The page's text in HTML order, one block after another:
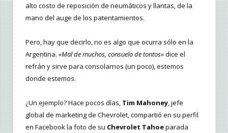
alto costo de reposición de neumáticos y llantas, de la
mano del auge de los patentamientos.
Pero, hay que decirlo, no es algo que ocurra sólo en la
Argentina. «Mal de muchos, consuelo de tontos»dice el
refrán y sirve para consolarnos (un poco), estemos
donde estemos.
¿Un ejemplo? Hace pocos días, Tim Mahoney, jefe
global de marketing de Chevrolet, compartió en su perfil
en Facebook la foto de su Chevrolet Tahoeparada